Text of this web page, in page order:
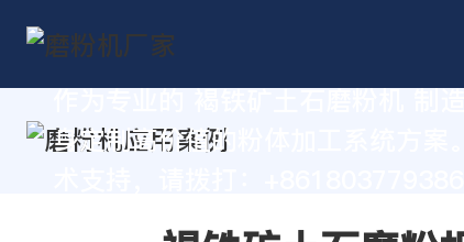
身定制高价值的粉体加工系统方案